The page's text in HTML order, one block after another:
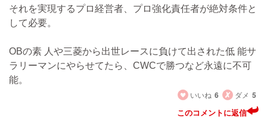
それを実現するプロ経営者、プロ強化責任者が絶対条件と
して必要。
OBの素 人や三菱から出世レースに負けて出された低 能サ
ラリーマンにやらせてたら、CWCで勝つなど永遠に不可
能。
いいね 6 ダメ 5
このコメントに返信